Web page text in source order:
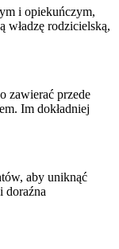
i opiekuńczym,
władzę rodzicielską,
zawierać przede
Im dokładniej
aby uniknąć
doraźna